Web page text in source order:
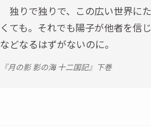
独りで独りで、この広い世界に
くても。それでも陽子が他者を信
などなるはずがないのに。
『月の影 影の海 十二国記』下巻